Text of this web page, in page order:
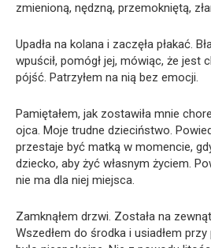
zmienioną, nędzną, przemokniętą,
Upadła na kolana i zaczęła płakać.
wpuścił, pomógł jej, mówiąc, że jest
pójść. Patrzyłem na nią bez emocji.
Pamiętałem, jak zostawiła mnie
ojca. Moje trudne dzieciństwo.
przestaje być matką w momencie,
dziecko, aby żyć własnym życiem.
nie ma dla niej miejsca.
Zamknąłem drzwi. Została na
Wszedłem do środka i usiadłem